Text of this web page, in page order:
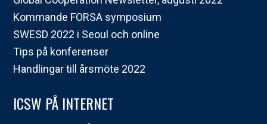
Kommande FORSA symposium
SWESD 2022 i Seoul och online
Tips på konferenser
Handlingar till årsmöte 2022
ICSW PÅ INTERNET